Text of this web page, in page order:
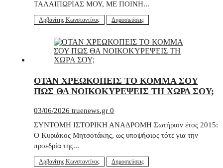
ΤΑΛΑΙΠΩΡΙΑΣ ΜΟΥ, ΜΕ ΠΟΙΝΗ...
Αρβανίτης Κωνσταντίνος Δημοσιεύσεις
ΟΤΑΝ ΧΡΕΩΚΟΠΕΙΣ ΤΟ ΚΟΜΜΑ ΣΟΥ
ΠΩΣ ΘΑ ΝΟΙΚΟΚΥΡΕΨΕΙΣ ΤΗ ΧΩΡΑ ΣΟΥ;
03/06/2026 truenews.gr 0
ΣΥΝΤΟΜΗ ΙΣΤΟΡΙΚΗ ΑΝΑΔΡΟΜΗ Σωτήριον έτος 2015:
Ο Κυριάκος Μητσοτάκης, ως υποψήφιος τότε για την
προεδρία της...
Αρβανίτης Κωνσταντίνος Δημοσιεύσεις